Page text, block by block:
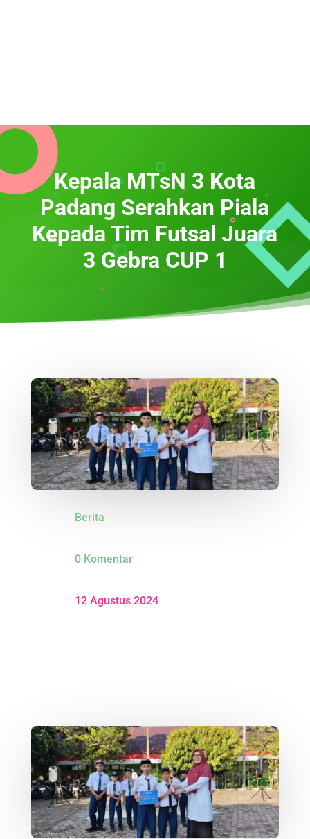
Kepala MTsN 3 Kota
Padang Serahkan Piala
Kepada Tim Futsal Juara
3 Gebra CUP 1
Berita
0 Komentar
12 Agustus 2024